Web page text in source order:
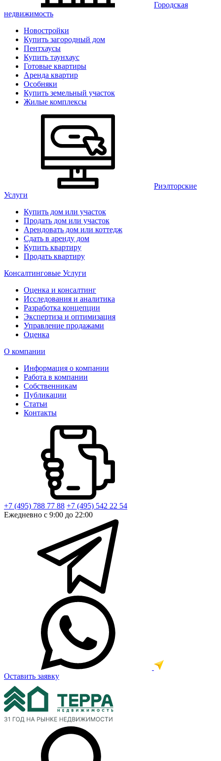
Городская
недвижимость
Новостройки
Купить загородный дом
Пентхаусы
Купить таунхаус
Готовые квартиры
Аренда квартир
Особняки
Купить земельный участок
Жилые комплексы
Риэлторские
Услуги
Купить дом или участок
Продать дом или участок
Арендовать дом или коттедж
Сдать в аренду дом
Купить квартиру
Продать квартиру
Консалтинговые Услуги
Оценка и консалтинг
Исследования и аналитика
Разработка концепции
Экспертиза и оптимизация
Управление продажами
Оценка
О компании
Информация о компании
Работа в компании
Собственникам
Публикации
Статьи
Контакты
+7 (495) 788 77 88 +7 (495) 542 22 54
Ежедневно с 9:00 до 22:00
Оставить заявку